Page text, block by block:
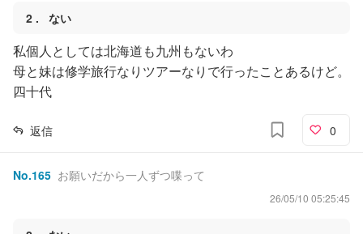
2 ない
私個人としては北海道も九州もないわ
母と妹は修学旅行なりツアーなりで行ったことあるけど。
四十代
返信 0
No.165 お願いだから一人ずつ喋って
26/05/10 05:25:45